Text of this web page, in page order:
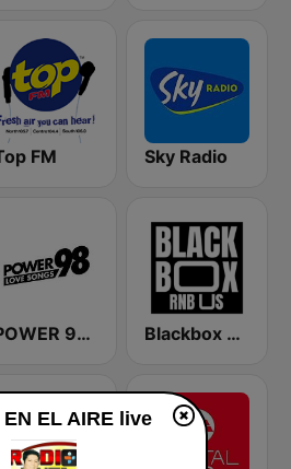
FM Sky Radio
POWER 98 LOVE SONGS Blackbox RnB US
EN EL AIRE live